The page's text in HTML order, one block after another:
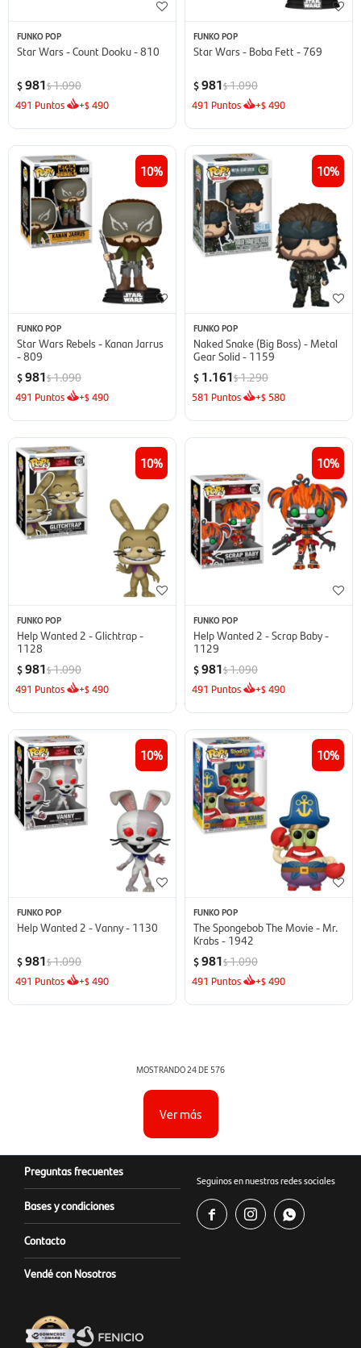
FUNKO POP
Star Wars - Count Dooku - 810
$981$1.090
491 Puntos +$490
FUNKO POP
Star Wars - Boba Fett - 769
$981$1.090
491 Puntos +$490
10
FUNKO POP
Star Wars Rebels - Kanan Jarrus
- 809
$981$1.090
491 Puntos +$490
10
FUNKO POP
Naked Snake (Big Boss) - Metal
Gear Solid - 1159
$ 1.161$1.290
581 Puntos +$580
10
FUNKO POP
Help Wanted 2 - Glichtrap -
1128
$981$1.090
491 Puntos +$490
10
FUNKO POP
Help Wanted 2 - Scrap Baby -
1129
$981$1.090
491 Puntos +$490
10
FUNKO POP
Help Wanted 2 - Vanny - 1130
$981$1.090
491 Puntos +$490
10
FUNKO POP
The Spongebob The Movie - Mr.
Krabs - 1942
$981$1.090
491 Puntos +$490
MOSTRANDO24DE576
Ver más
Preguntas frecuentes
Bases y condiciones
Contacto
Vendé con Nosotros
Seguinos en nuestras redes sociales
  